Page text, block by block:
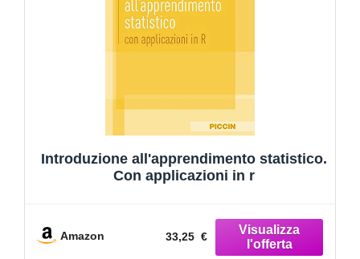
Introduzione all'apprendimento statistico.
Con applicazioni in r
Amazon 33,25 €